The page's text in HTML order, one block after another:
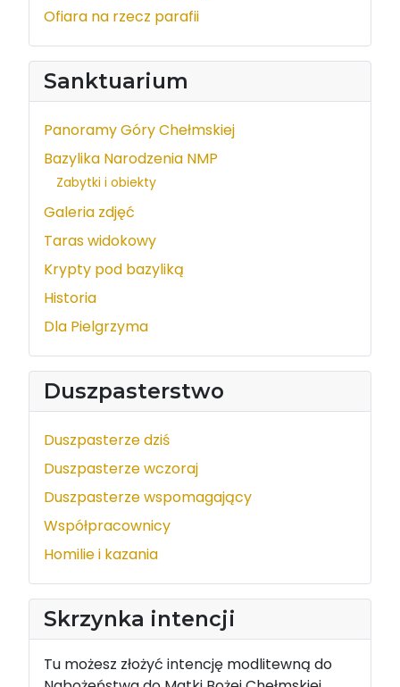
Ofiara na rzecz parafii
Sanktuarium
Panoramy Góry Chełmskiej
Bazylika Narodzenia NMP
Zabytki i obiekty
Galeria zdjęć
Taras widokowy
Krypty pod bazyliką
Historia
Dla Pielgrzyma
Duszpasterstwo
Duszpasterze dziś
Duszpasterze wczoraj
Duszpasterze wspomagający
Współpracownicy
Homilie i kazania
Skrzynka intencji
Tu możesz złożyć intencję modlitewną do